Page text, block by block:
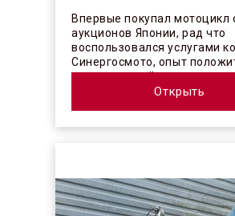
Впервые покупал мотоцикл
аукционов Японии, рад что
воспользовался услугами
Синергосмото, опыт
коллектив действительно
профессионалы своего ...
Открыть